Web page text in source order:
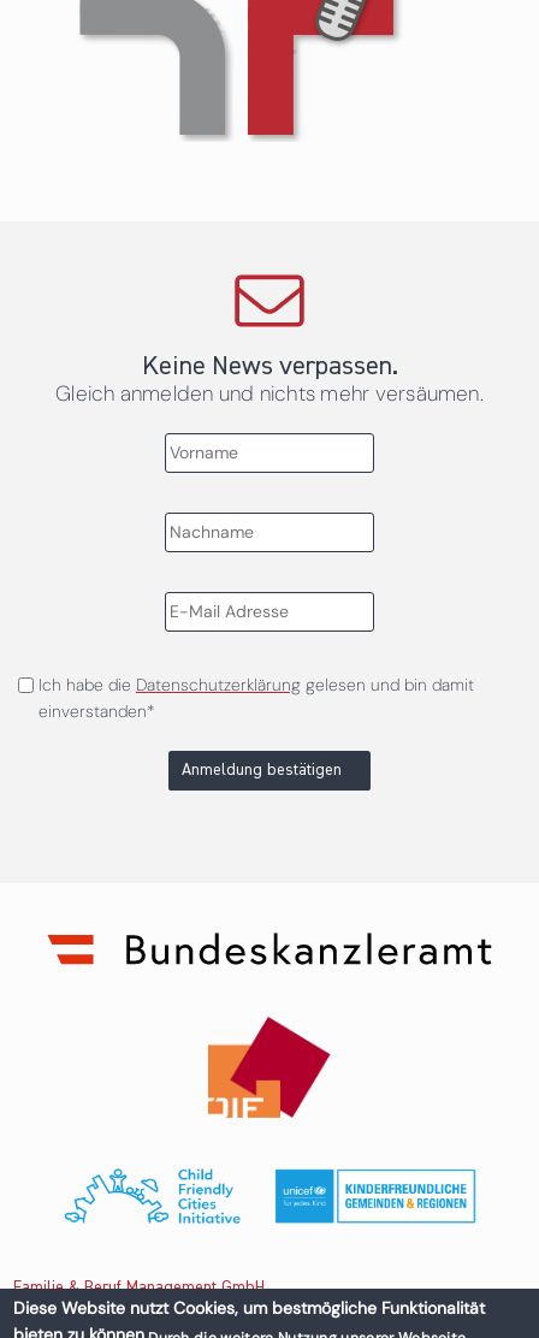
Keine News verpassen.
Gleich anmelden und nichts mehr versäumen.
Ich habe die Datenschutzerklärunggelesen und bin damit
einverstanden*
Anmeldung bestätigen
Familie & Beruf Management GmbH
Diese Website nutzt Cookies, um bestmögliche Funktionalität